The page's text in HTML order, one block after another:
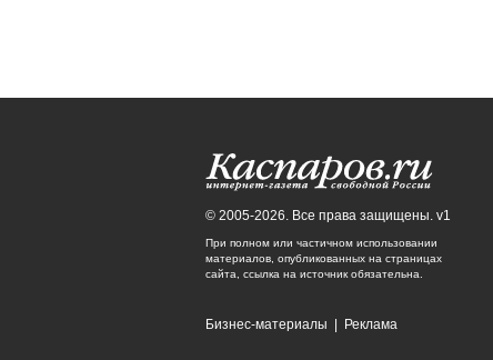
© 2005-2026. Все права защищены. v1
При полном или частичном использовании
материалов, опубликованных на страницах
сайта, ссылка на источник обязательна.
Бизнес-материалы Реклама